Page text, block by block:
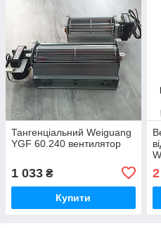
Тангенціальний Weiguang
YGF 60.240 вентилятор
1 033 ₴
Купити